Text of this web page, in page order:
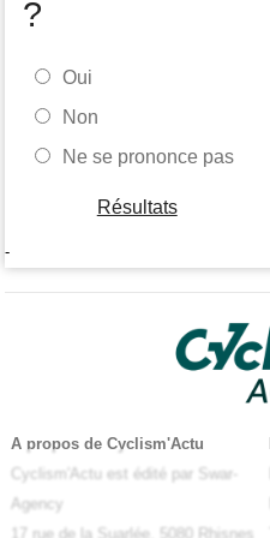
?
Oui
Non
Ne se prononce pas
Résultats
-
A propos de Cyclism'Actu
Cyclism'Actu est édité par Swar-
Agency
17 rue de la Suarlée, 5080 Rhisnes